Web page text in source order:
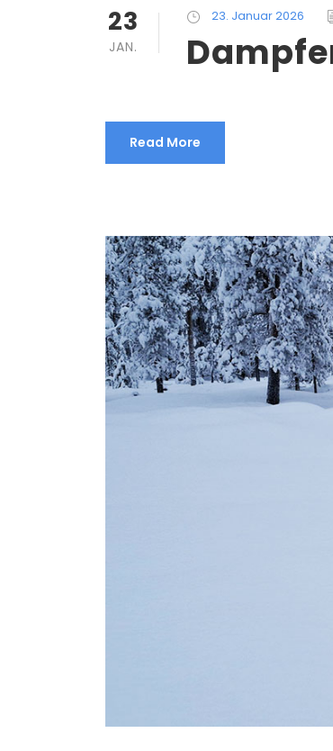
23
JAN.
23. Januar 2026
Read More